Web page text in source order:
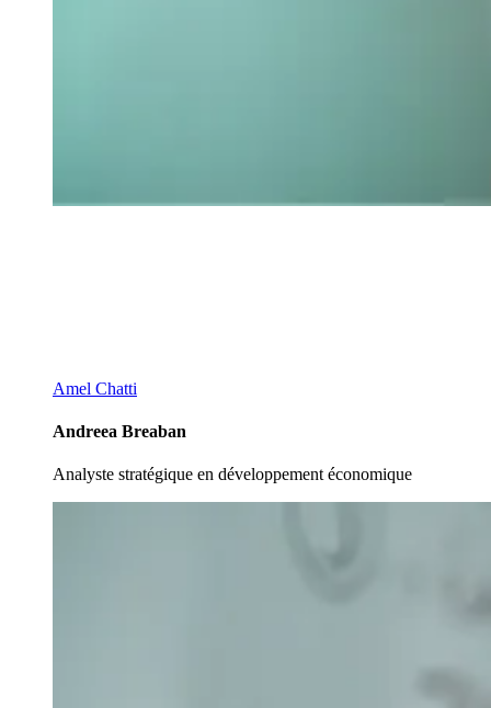
Amel Chatti
Andreea Breaban
Analyste stratégique en développement économique